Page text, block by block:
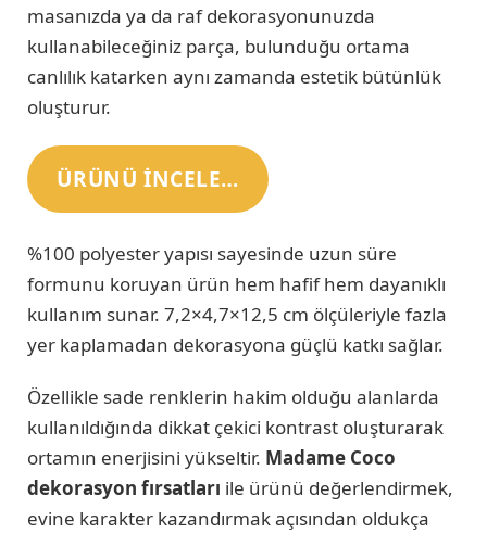
masanızda ya da raf dekorasyonunuzda
kullanabileceğiniz parça, bulunduğu ortama
canlılık katarken aynı zamanda estetik bütünlük
oluşturur.
ÜRÜNÜ INCELE…
%100 polyester yapısı sayesinde uzun süre
formunu koruyan ürün hem hafif hem dayanıklı
kullanım sunar. 7,2×4,7×12,5 cm ölçüleriyle fazla
yer kaplamadan dekorasyona güçlü katkı sağlar.
Özellikle sade renklerin hakim olduğu alanlarda
kullanıldığında dikkat çekici kontrast oluşturarak
ortamın enerjisini yükseltir. Madame Coco
dekorasyon fırsatları ile ürünü değerlendirmek,
evine karakter kazandırmak açısından oldukça